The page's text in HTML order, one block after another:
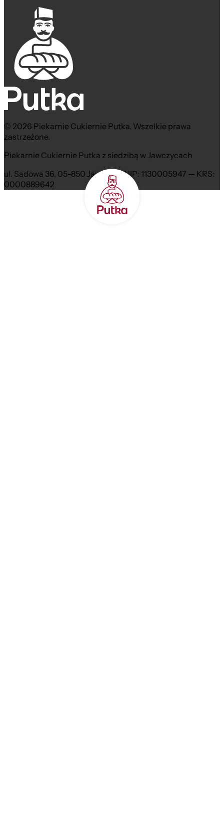
© 2026 Piekarnie Cukiernie Putka. Wszelkie prawa
zastrzeżone.
Piekarnie Cukiernie Putka z siedzibą w Jawczycach
ul. Sadowa 36, 05-850 Jawczyce NIP: 1130005947 — KRS:
0000889642